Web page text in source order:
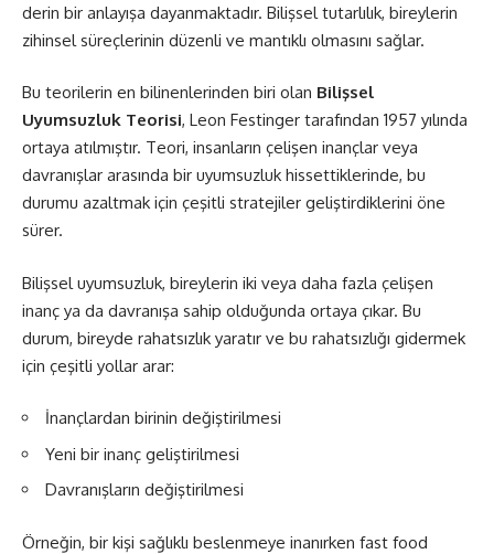
derin bir anlayışa dayanmaktadır. Bilişsel tutarlılık, bireylerin
zihinsel süreçlerinin düzenli ve mantıklı olmasını sağlar.
Bu teorilerin en bilinenlerinden biri olan Bilişsel
Uyumsuzluk Teorisi, Leon Festinger tarafından 1957 yılında
ortaya atılmıştır. Teori, insanların çelişen inançlar veya
davranışlar arasında bir uyumsuzluk hissettiklerinde, bu
durumu azaltmak için çeşitli stratejiler geliştirdiklerini öne
sürer.
Bilişsel uyumsuzluk, bireylerin iki veya daha fazla çelişen
inanç ya da davranışa sahip olduğunda ortaya çıkar. Bu
durum, bireyde rahatsızlık yaratır ve bu rahatsızlığı gidermek
için çeşitli yollar arar:
İnançlardan birinin değiştirilmesi
Yeni bir inanç geliştirilmesi
Davranışların değiştirilmesi
Örneğin, bir kişi sağlıklı beslenmeye inanırken fast food